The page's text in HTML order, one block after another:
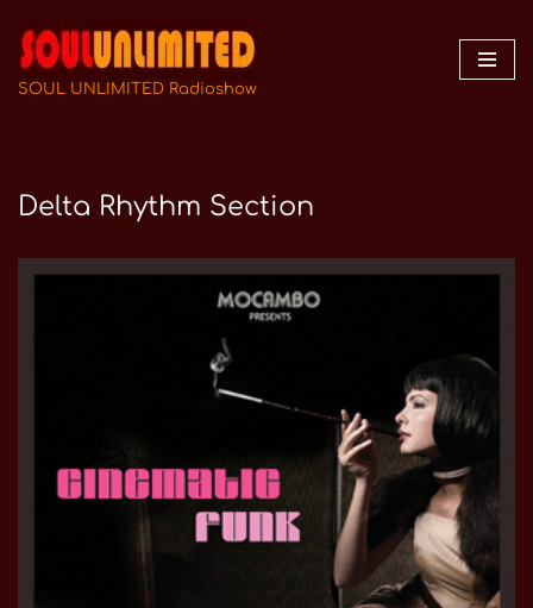
Zum
Inhalt
SOUL UNLIMITED Radioshow
Delta Rhythm Section